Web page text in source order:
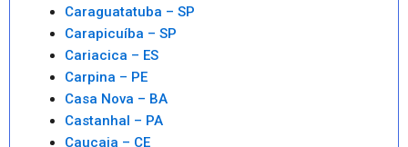
Caraguatatuba – SP
Carapicuíba – SP
Cariacica – ES
Carpina – PE
Casa Nova – BA
Castanhal – PA
Caucaia – CE